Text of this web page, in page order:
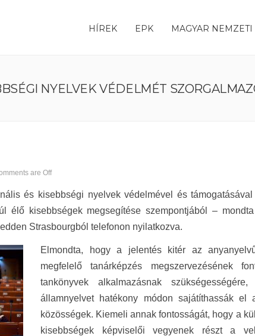
HÍREK EPK MAGYAR NEMZETI
NYELVEK VÉDELMÉT
are Off
és kisebbségi nyelvek védelmével és
élő kisebbségek megsegítése szempontjából –
Strasbourgból telefonon nyilatkozva.
Elmondta, hogy a jelentés kitér az
megfelelő tanárképzés megszervezésének
tankönyvek alkalmazásnak
államnyelvet hatékony módon sajátíthassák el
közösségek. Kiemeli annak fontosságát, hogy a
kisebbségek képviselői vegyenek részt a